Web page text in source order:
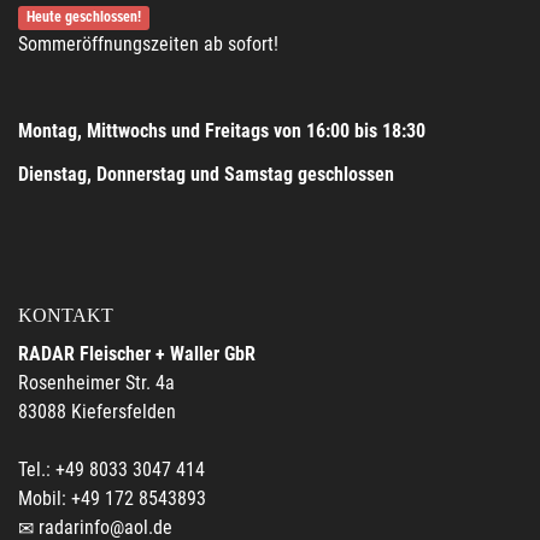
Heute geschlossen!
Sommeröffnungszeiten ab sofort!
Montag, Mittwochs und Freitags von 16:00 bis 18:30
Dienstag, Donnerstag und Samstag geschlossen
KONTAKT
RADAR Fleischer + Waller GbR
Rosenheimer Str. 4a
83088 Kiefersfelden
Tel.: +49 8033 3047 414
Mobil: +49 172 8543893
radarinfo@aol.de